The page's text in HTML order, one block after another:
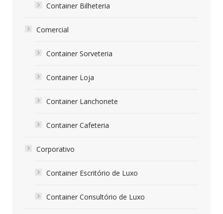
Container Bilheteria
Comercial
Container Sorveteria
Container Loja
Container Lanchonete
Container Cafeteria
Corporativo
Container Escritório de Luxo
Container Consultório de Luxo